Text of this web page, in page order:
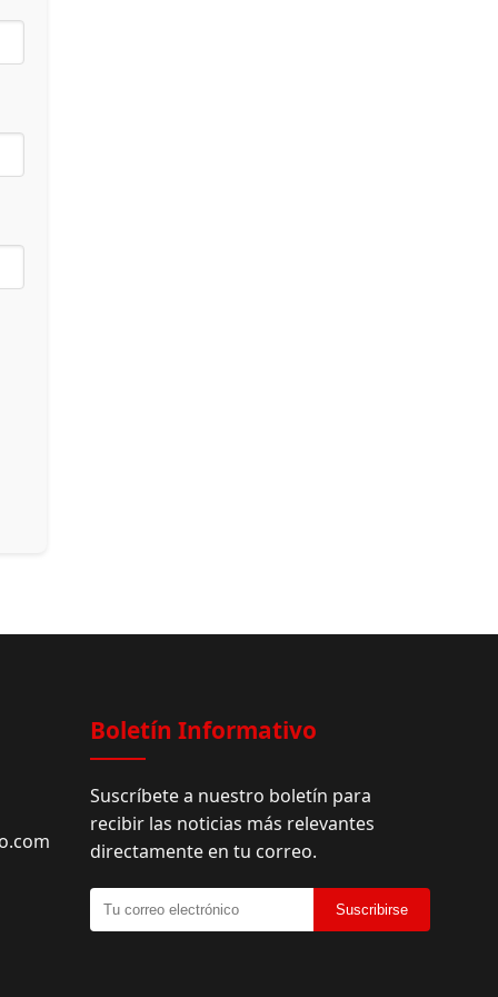
Boletín Informativo
Suscríbete a nuestro boletín para
recibir las noticias más relevantes
directamente en tu correo.
Suscribirse